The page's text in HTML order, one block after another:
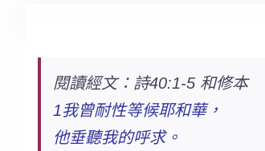
閱讀經文：詩40:1-5 和修本
1我曾耐性等候耶和華，
他垂聽我的呼求。